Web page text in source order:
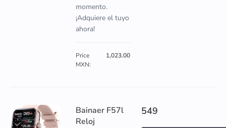
momento.
¡Adquiere el tuyo
ahora!
Price
MXN:
1,023.00
Bainaer F57l
Reloj
549